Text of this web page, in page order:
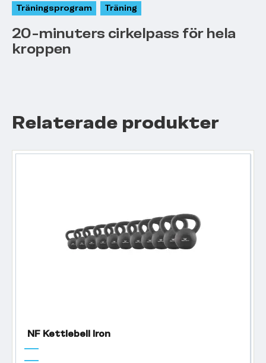
Träningsprogram Träning
20-minuters cirkelpass för hela
kroppen
Relaterade produkter
NF Kettlebell Iron